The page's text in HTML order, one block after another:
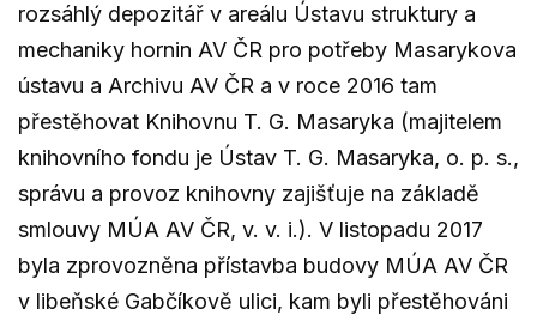
rozsáhlý depozitář v areálu Ústavu struktury a
mechaniky hornin AV ČR pro potřeby Masarykova
ústavu a Archivu AV ČR a v roce 2016 tam
přestěhovat Knihovnu T. G. Masaryka (majitelem
knihovního fondu je Ústav T. G. Masaryka, o. p. s.,
správu a provoz knihovny zajišťuje na základě
smlouvy MÚA AV ČR, v. v. i.). V listopadu 2017
byla zprovozněna přístavba budovy MÚA AV ČR
v libeňské Gabčíkově ulici, kam byli přestěhováni